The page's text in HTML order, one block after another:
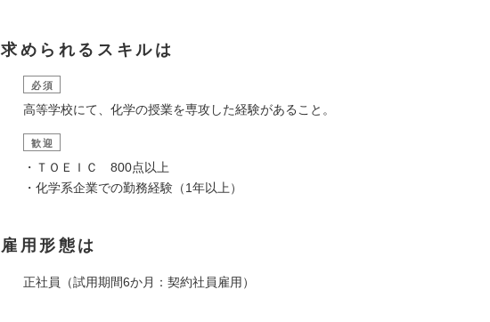
求められるスキルは
必須
高等学校にて、化学の授業を専攻した経験があること。
歓迎
・ＴＯＥＩＣ 800点以上
・化学系企業での勤務経験（1年以上）
雇用形態は
正社員（試用期間6か月：契約社員雇用）